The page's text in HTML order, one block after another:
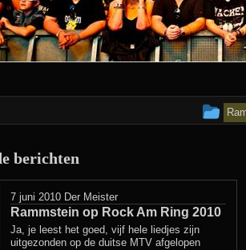
Dit
in
berichten
7 juni 2010 Der Meister
Rammstein op Rock Am Ring 2010
Ja, je leest het goed, vijf hele liedjes zijn
uitgezonden op de duitse MTV afgelopen